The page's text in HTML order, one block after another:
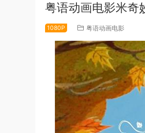
粤语动画电影米奇
1080P 粤语动画电影